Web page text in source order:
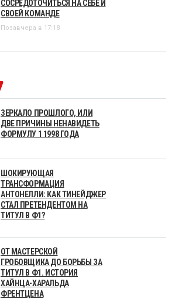
СОСРЕДОТОЧИТЬСЯ НА СЕБЕ И
СВОЕЙ КОМАНДЕ
Позавчера в 17:18
ЗЕРКАЛО ПРОШЛОГО, ИЛИ
ДВЕ ПРИЧИНЫ НЕНАВИДЕТЬ
ФОРМУЛУ 1 1998 ГОДА
ШОКИРУЮЩАЯ
ТРАНСФОРМАЦИЯ
АНТОНЕЛЛИ: КАК ТИНЕЙДЖЕР
СТАЛ ПРЕТЕНДЕНТОМ НА
ТИТУЛ В Ф1?
ОТ МАСТЕРСКОЙ
ГРОБОВЩИКА ДО БОРЬБЫ ЗА
ТИТУЛ В Ф1. ИСТОРИЯ
ХАЙНЦА-ХАРАЛЬДА
ФРЕНТЦЕНА